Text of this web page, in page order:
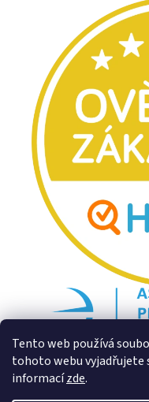
Tento web používá
tohoto webu vyjadřujete
informacízde.